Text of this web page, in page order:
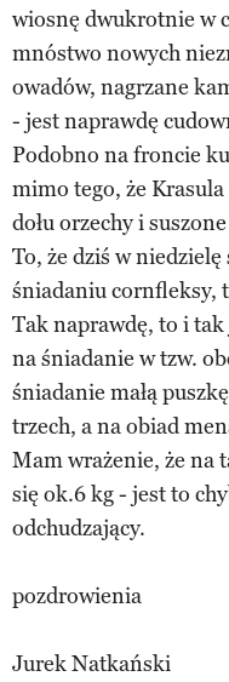
wiosnę dwukrotnie w
mnóstwo nowych
owadów, nagrzane
- jest naprawdę
Podobno na froncie
mimo tego, że
dołu orzechy i
To, że dziś w
śniadaniu cornfleksy,
Tak naprawdę, to i tak
na śniadanie w tzw.
śniadanie małą
trzech, a na obiad
Mam wrażenie, że na
się ok.6 kg - jest to
odchudzający.
pozdrowienia
Jurek Natkański